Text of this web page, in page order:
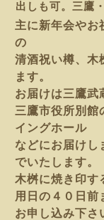
出しも可。三鷹
主に新年会やお
の
清酒祝い樽、木
ます。
お届けは三鷹武
三鷹市役所別館
イングホール
などにお届けし
でいたします。
木桝に焼き印す
用日の ４０日前
お申し込み下さ